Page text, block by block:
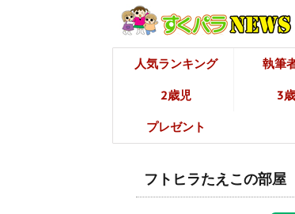
人気ランキング 執筆
2歳児 3
プレゼント
フトヒラたえこの部屋